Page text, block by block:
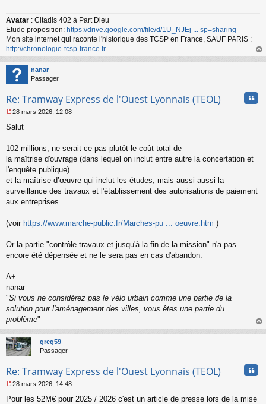
g
e
n
o
n
l
u
Avatar : Citadis 402 à Part Dieu
Etude proposition: https://drive.google.com/file/d/1U_NJEj ... sp=sharing
Mon site internet qui raconte l'historique des TCSP en France, SAUF PARIS :
http://chronologie-tcsp-france.fr
au
nanar
Passager
Re: Tramway Express de l'Ouest Lyonnais (TEOL)
e
s
g
e
o
28 mars 2026, 12:08
Salut
102 millions, ne serait ce pas plutôt le coût total de
la maîtrise d'ouvrage (dans lequel on inclut entre autre la concertation et
l'enquête publique)
et la maîtrise d’œuvre qui inclut les études, mais aussi aussi la
surveillance des travaux et l'établissement des autorisations de paiement
aux entreprises
(voir https://www.marche-public.fr/Marches-pu ... oeuvre.htm )
Or la partie "contrôle travaux et jusqu'à la fin de la mission" n'a pas
encore été dépensée et ne le sera pas en cas d'abandon.
A+
nanar
"Si vous ne considérez pas le vélo urbain comme une partie de la
solution pour l'aménagement des villes, vous êtes une partie du
problème"
au
greg59
Passager
Re: Tramway Express de l'Ouest Lyonnais (TEOL)
e
28 mars 2026, 14:48
Pour les 52M€ pour 2025 / 2026 c'est un article de presse lors de la mise